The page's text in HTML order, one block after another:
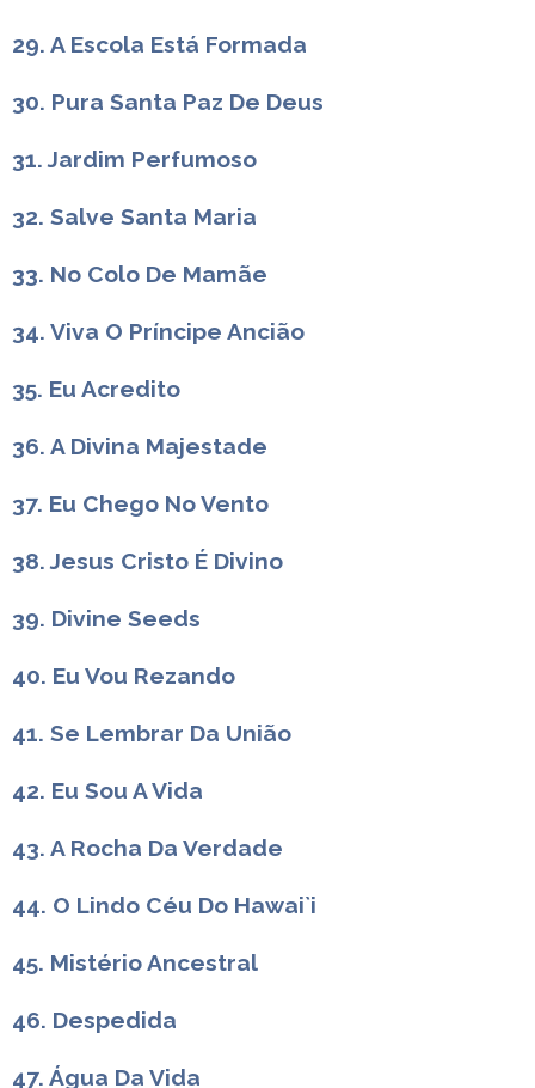
29. A Escola Está Formada
30. Pura Santa Paz De Deus
31. Jardim Perfumoso
32. Salve Santa Maria
33. No Colo De Mamãe
34. Viva O Príncipe Ancião
35. Eu Acredito
36. A Divina Majestade
37. Eu Chego No Vento
38. Jesus Cristo É Divino
39. Divine Seeds
40. Eu Vou Rezando
41. Se Lembrar Da União
42. Eu Sou A Vida
43. A Rocha Da Verdade
44. O Lindo Céu Do Hawai`i
45. Mistério Ancestral
46. Despedida
47. Água Da Vida